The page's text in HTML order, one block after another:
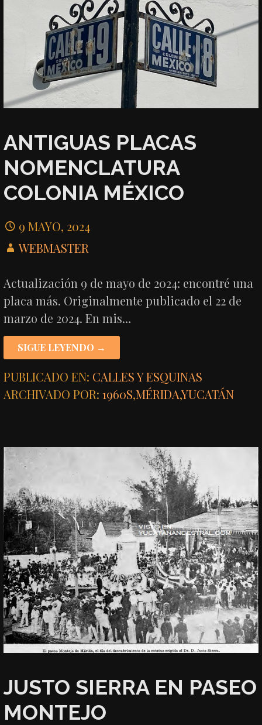
ANTIGUAS PLACAS
NOMENCLATURA
COLONIA MÉXICO
9 MAYO, 2024
WEBMASTER
Actualización 9 de mayo de 2024: encontré una
placa más. Originalmente publicado el 22 de
marzo de 2024. En mis…
SIGUE LEYENDO →
PUBLICADO EN: CALLES Y ESQUINAS
ARCHIVADO POR:1960S,MÉRIDA,YUCATÁN
JUSTO SIERRA EN PASEO
MONTEJO